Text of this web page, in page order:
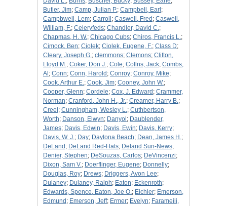
Butler, Jim; Camp, Julian P.; Campbell, Earl ;
Campbwell, Lem; Carroll ; Caswell, Fred ; Caswell,
William, F.; Celeryfeds; Chandler, David C.;
Chapmas, H. W.; Chicago Cubs; Chiros, Francis L.;
Cimock, Ben; Ciolek; Ciolek, Eugene, F.; Class D;
Cleary, Joseph G.; clemmons; Clemons; Clifton,
Lloyd M.; Coker, Don J.; Cole; Collns, Jack; Combs,
Al ; Conn; Conn, Harold ; Conroy; Conroy, Mike;
Cook, Arthur E.; Cook, Jim; Cooney, John W.;
Cooper, Glenn; Cordele; Cox, J. Edward ; Crammer,
Norman; Cranford, John H., Jr.; Creamer, Harry B.;
Creel ; Cunningham, Wesley L.; Cuthbertson,
Worth; Danson, Elwyn; Danyol ; Daublender,
James; Davis, Edwin; Davis, Ewin; Davis, Kerry;
Davis, W. J.; Day; Daytona Beach; Dean, James H.;
DeLand ; DeLand Red-Hats; Deland Sun-News;
Denier, Stephen; DeSouzas, Carlos; DeVincenzi;
Dixon, Sam V.; Doerflinger, Eugene; Donnelly;
Douglas, Roy; Drews; Driggers, Avon Lee;
Dulaney; Dulaney, Ralph; Eaton; Eckenroth;
Edwards, Spence, Eaton, Joe O.; Eichler; Emerson,
Edmund ; Emerson, Jeff; Ermer; Evelyn; Farameili,